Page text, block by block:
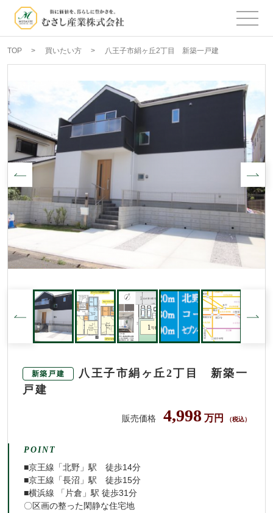
TOP 買いたい方 八王子市絹ヶ丘2丁目 新築一戸建
新築戸建
八王子市絹ヶ丘2丁目 新築一
戸建
販売価格 4,998 万円 （税込）
POINT
■京王線「北野」駅 徒歩14分
■京王線「長沼」駅 徒歩15分
■横浜線 「片倉」駅 徒歩31分
〇区画の整った閑静な住宅地